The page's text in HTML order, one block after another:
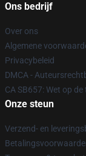
Ons bedrijf
Over ons
Algemene
Privacybeleid
DMCA -
CA SB657: Wet op
Onze steun
Verzend- en